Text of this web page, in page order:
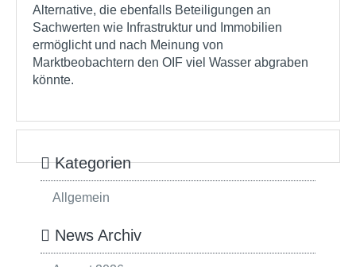
Alternative, die ebenfalls Beteiligungen an
Sachwerten wie Infrastruktur und Immobilien
ermöglicht und nach Meinung von
Marktbeobachtern den OIF viel Wasser abgraben
könnte.
Kategorien
Allgemein
News Archiv